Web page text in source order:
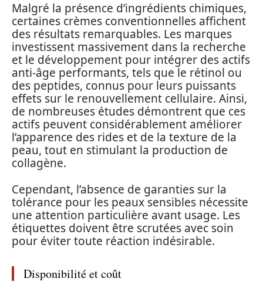
Malgré la présence d’ingrédients chimiques,
certaines crèmes conventionnelles affichent
des résultats remarquables. Les marques
investissent massivement dans la recherche
et le développement pour intégrer des actifs
anti-âge performants, tels que le rétinol ou
des peptides, connus pour leurs puissants
effets sur le renouvellement cellulaire. Ainsi,
de nombreuses études démontrent que ces
actifs peuvent considérablement améliorer
l’apparence des rides et de la texture de la
peau, tout en stimulant la production de
collagène.
Cependant, l’absence de garanties sur la
tolérance pour les peaux sensibles nécessite
une attention particulière avant usage. Les
étiquettes doivent être scrutées avec soin
pour éviter toute réaction indésirable.
Disponibilité et coût